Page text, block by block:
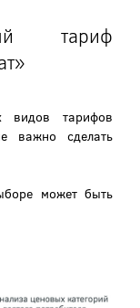
тариф
видов тарифов
важно сделать
может быть